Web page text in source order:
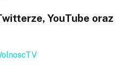
YouTube oraz